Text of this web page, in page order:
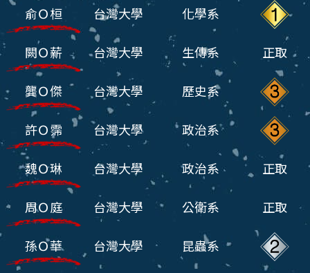
俞Ｏ桓 台灣大學 化學系
闕Ｏ薪 台灣大學 生傳系 正取
龔Ｏ傑 台灣大學 歷史系
許Ｏ霈 台灣大學 政治系
魏Ｏ琳 台灣大學 政治系 正取
周Ｏ庭 台灣大學 公衛系 正取
孫Ｏ華 台灣大學 昆蟲系